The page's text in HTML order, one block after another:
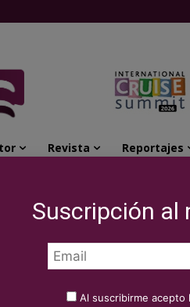
Revista Reportajes
e Inter Miami CF, firman una alianza sin
e Inter
sin
Suscripción al
Al suscribirme acepto